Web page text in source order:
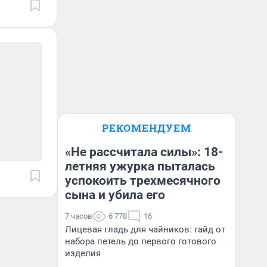
РЕКОМЕНДУЕМ
«Не рассчитала силы»: 18-
летняя ужурка пыталась
успокоить трехмесячного
сына и убила его
7 часов 6 778 16
Лицевая гладь для чайников: гайд от
набора петель до первого готового
изделия